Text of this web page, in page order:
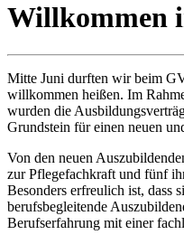
Willkommen
Mitte Juni durften wir beim
willkommen heißen. Im
wurden die
Grundstein für einen neuen
Von den neuen
zur Pflegefachkraft und fünf
Besonders erfreulich ist, dass
berufsbegleitende
Berufserfahrung mit einer